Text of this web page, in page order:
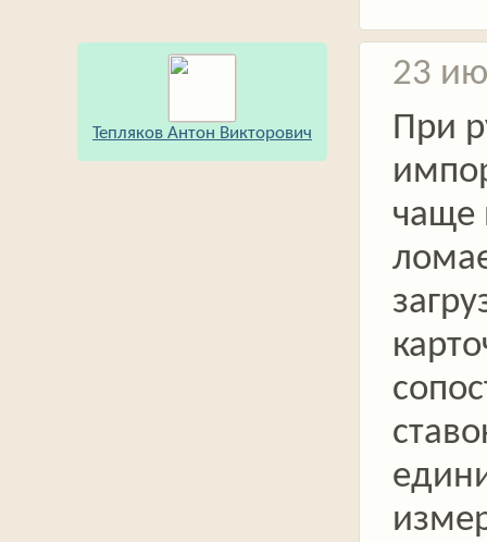
Тепляков Антон Викторович
23
При
чаще